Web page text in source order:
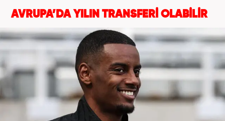
AVRUPA’DA YILIN TRANSFERİ OLABİLİR